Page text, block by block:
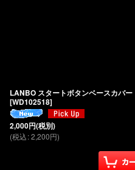
LANBO スタートボタンベースカバ
[WD102518]
2,000円(税別)
(税込:2,200円)